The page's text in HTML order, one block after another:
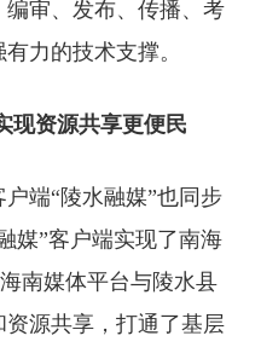
审、发布、传播、考
力的技术支撑。
现资源共享更便民
端“陵水融媒”也同步
媒”客户端实现了南海
南媒体平台与陵水县
源共享，打通了基层